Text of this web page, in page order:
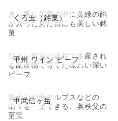
くろ玉（銘菓）
真っ黒な羊羹の中に黄緑の餡
が入った見た目にも美しい銘
菓
甲州 ワイン ビーフ
ワイン製造の過程で生産され
る副産物で育てた味わい深い
ビーフ
甲武信ヶ岳
富士山や南アルプスなどの
山々を一望できる、奥秩父の
至宝